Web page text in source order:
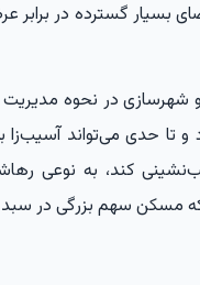
بسیار گسترده در برابر
و شهرسازی در نحوه
و تا حدی می‌تواند
کند، به نوعی
سهم بزرگی در سبد